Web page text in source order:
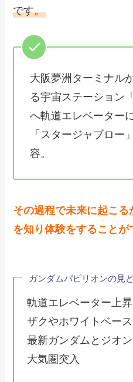
です。
大阪夢洲ターミナル
る宇宙ステーション
へ軌道エレベーター
「スタージャブロー
容。
その過程で未来に起こ
を知り体験をすることが
ガンダムパビリオンの見
軌道エレベーター上
ザクやホワイトベー
最新ガンダムとジオ
大気圏突入